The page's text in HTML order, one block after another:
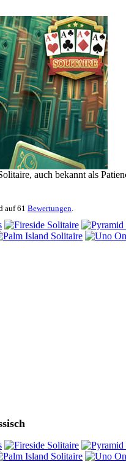
auch bekannt als
auf61 Bewertungen